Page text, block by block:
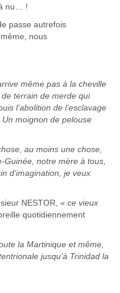
nu… !
passe autrefois
nous
même pas à la cheville
terrain de merde qui
l’abolition de l’esclavage
moignon de pelouse
au moins une chose,
Guinée, notre mère à tous,
d’imagination, je veux
NESTOR, « ce vieux
quotidiennement
la Martinique et même,
jusqu’à Trinidad la